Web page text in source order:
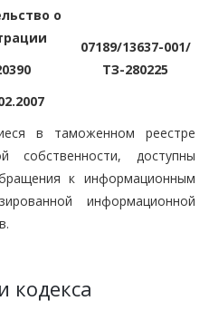
о
07189/13637-001/
ТЗ-280225
в таможенном реестре
собственности, доступны
к информационным
информационной
кодекса